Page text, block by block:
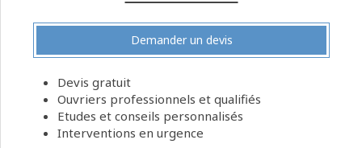
Demander un devis
Devis gratuit
Ouvriers professionnels et qualifiés
Etudes et conseils personnalisés
Interventions en urgence